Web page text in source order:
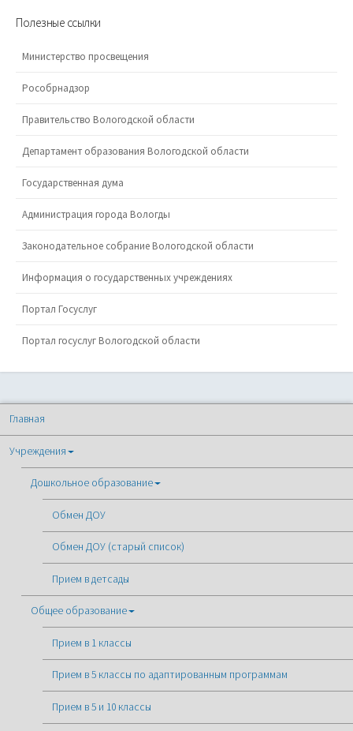
Полезные ссылки
Министерство просвещения
Рособрнадзор
Правительство Вологодской области
Департамент образования Вологодской области
Государственная дума
Администрация города Вологды
Законодательное собрание Вологодской области
Информация о государственных учреждениях
Портал Госуслуг
Портал госуслуг Вологодской области
Главная
Учреждения
Дошкольное образование
Обмен ДОУ
Обмен ДОУ (старый список)
Прием в детсады
Общее образование
Прием в 1 классы
Прием в 5 классы по адаптированным программам
Прием в 5 и 10 классы